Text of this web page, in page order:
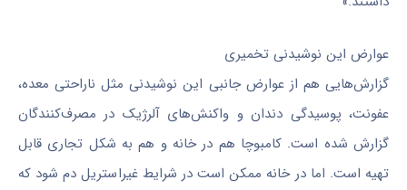
عوارض این نوشیدنی تخمیری
گزارش‌هایی هم از عوارض جانبی این نوشیدنی مثل ناراحتی معده،
عفونت، پوسیدگی دندان و واکنش‌های آلرژیک در مصرف‌کنندگان
گزارش شده است. کامبوچا هم در خانه و هم به شکل تجاری قابل
تهیه است. اما در خانه ممکن است در شرایط غیراستریل دم ‌شود که